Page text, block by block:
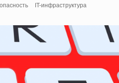
IT-инфраструктура